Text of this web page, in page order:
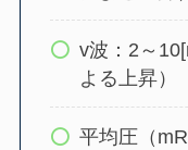
v波：2～
よる上昇）
平均圧（